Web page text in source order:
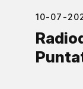
10-07-